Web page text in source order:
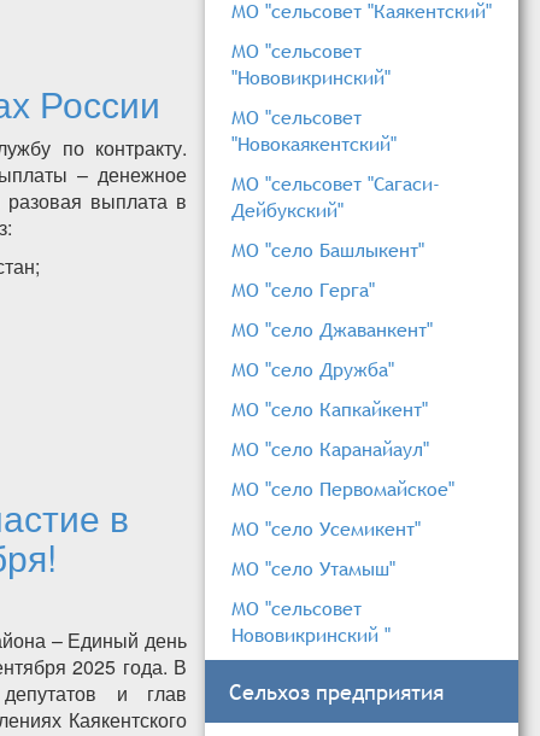
России
по контракту.
– денежное
выплата в
в
– Единый день
2025 года. В
и глав
Каякентского
МО "сельсовет "Каякентский"
МО "сельсовет
"Нововикринский"
МО "сельсовет
"Новокаякентский"
МО "сельсовет "Сагаси-
Дейбукский"
МО "село Башлыкент"
МО "село Герга"
МО "село Джаванкент"
МО "село Дружба"
МО "село Капкайкент"
МО "село Каранайаул"
МО "село Первомайское"
МО "село Усемикент"
МО "село Утамыш"
МО "сельсовет
Нововикринский "
Сельхоз предприятия